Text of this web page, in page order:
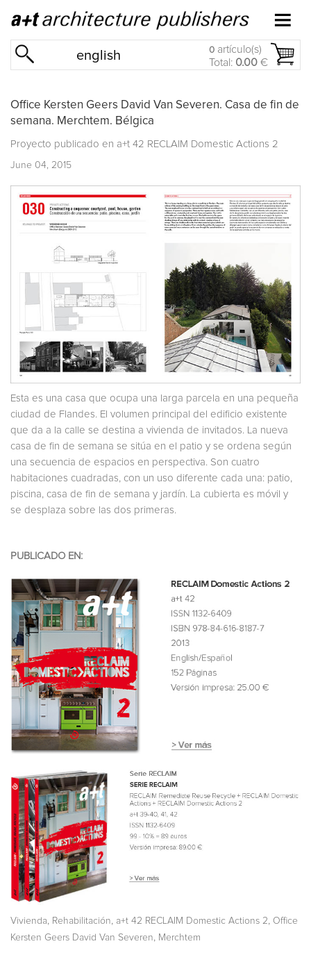
english 0 artículo(s)
Total: 0.00 €
Office Kersten Geers David Van Severen. Casa de fin de
semana. Merchtem. Bélgica
Proyecto publicado en a+t 42 RECLAIM Domestic Actions 2
June 04, 2015
Esta es una casa que ocupa una larga parcela en una pequeña
ciudad de Flandes. El volumen principal del edificio existente
que da a la calle se destina a vivienda de invitados. La nueva
casa de fin de semana se sitúa en el patio y se ordena según
una secuencia de espacios en perspectiva. Son cuatro
habitaciones cuadradas, con un uso diferente cada una: patio,
piscina, casa de fin de semana y jardín. La cubierta es móvil y
se desplaza sobre las dos primeras.
PUBLICADO EN:
Vivienda, Rehabilitación, a+t 42 RECLAIM Domestic Actions 2, Office
Kersten Geers David Van Severen, Merchtem